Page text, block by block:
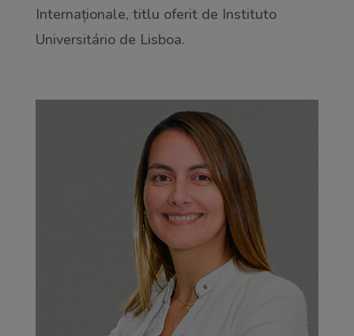
Internaționale, titlu oferit de Instituto
Universitário de Lisboa.